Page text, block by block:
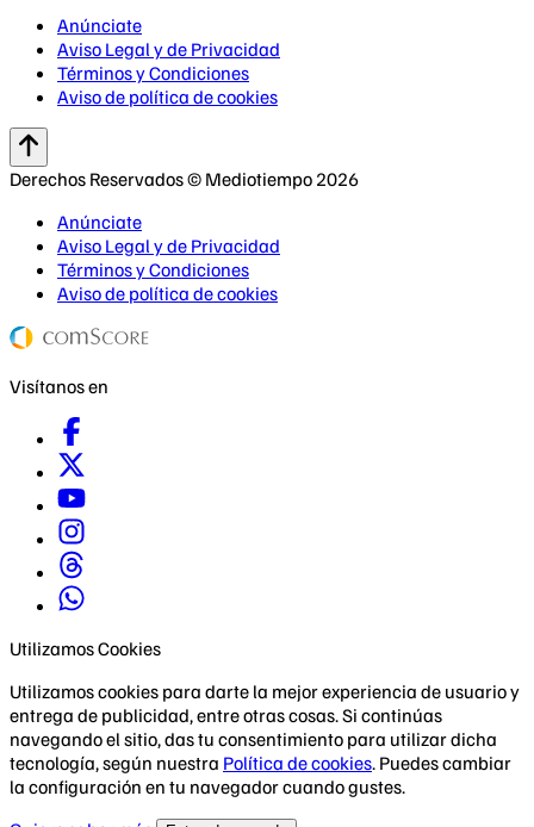
Anúnciate
Aviso Legal y de Privacidad
Términos y Condiciones
Aviso de política de cookies
Derechos Reservados © Mediotiempo 2026
Anúnciate
Aviso Legal y de Privacidad
Términos y Condiciones
Aviso de política de cookies
Visítanos en
Utilizamos Cookies
Utilizamos cookies para darte la mejor experiencia de usuario y
entrega de publicidad, entre otras cosas. Si continúas
navegando el sitio, das tu consentimiento para utilizar dicha
tecnología, según nuestra Política de cookies. Puedes cambiar
la configuración en tu navegador cuando gustes.